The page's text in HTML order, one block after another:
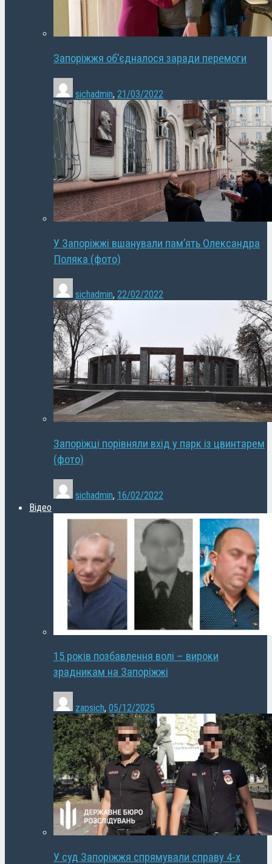
Запоріжжя об’єдналося заради перемоги
sichadmin, 21/03/2022
У Запоріжжі вшанували пам’ять Олександра
Поляка (фото)
sichadmin, 22/02/2022
Запоріжці порівняли вхід у парк із цвинтарем
(фото)
sichadmin, 16/02/2022
Відео
15 років позбавлення волі – вироки
зрадникам на Запоріжжі
zapsich, 05/12/2025
У суд Запоріжжя спрямували справу 4-х